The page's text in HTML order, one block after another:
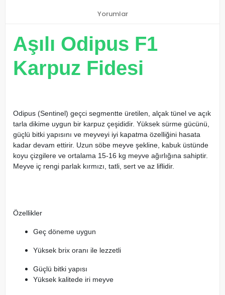
Yorumlar
Aşılı Odipus F1
Karpuz Fidesi
Odipus (Sentinel) geçci segmentte üretilen, alçak tünel ve açık
tarla dikime uygun bir karpuz çeşididir. Yüksek sürme gücünü,
güçlü bitki yapısını ve meyveyi iyi kapatma özelliğini hasata
kadar devam ettirir. Uzun söbe meyve şekline, kabuk üstünde
koyu çizgilere ve ortalama 15-16 kg meyve ağırlığına sahiptir.
Meyve iç rengi parlak kırmızı, tatli, sert ve az liflidir.
Özellikler
Geç döneme uygun
Yüksek brix oranı ile lezzetli
Güçlü bitki yapısı
Yüksek kalitede iri meyve